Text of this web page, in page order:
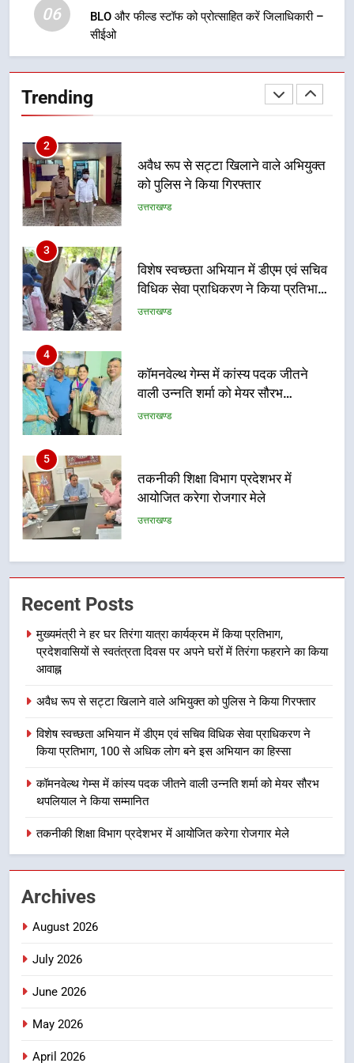
06
BLO और फील्ड स्टॉफ को प्रोत्साहित करें जिलाधिकारी –
सीईओ
Trending
मुख्यमंत्री ने हर घर तिरंगा यात्रा
कार्यक्रम में किया प्रतिभाग, प्रदेशवासियों
से स्वतंत्रता दिवस पर अपने घरों में तिरंगा
2
अवैध रूप से सट्टा खिलाने वाले अभियुक्त
को पुलिस ने किया गिरफ्तार
उत्तराखण्ड
3
विशेष स्वच्छता अभियान में डीएम एवं सचिव
विधिक सेवा प्राधिकरण ने किया प्रतिभाग,
100 से अधिक लोग बने इस अभियान का
उत्तराखण्ड
4
कॉमनवेल्थ गेम्स में कांस्य पदक जीतने
वाली उन्नति शर्मा को मेयर सौरभ
थपलियाल ने किया सम्मानित
उत्तराखण्ड
5
तकनीकी शिक्षा विभाग प्रदेशभर में
आयोजित करेगा रोजगार मेले
उत्तराखण्ड
6
BLO और फील्ड स्टॉफ को प्रोत्साहित करें
7
पहुंचाने की तैयारी, 9 से 17 अगस्त तक
होंगे देशभक्ति के विविध कार्यक्रम
उत्तराखण्ड
कावड़ मेले को सकुशल रूप से संपन्न कराने
उत्तराखण्ड
Recent Posts
मुख्यमंत्री ने हर घर तिरंगा यात्रा कार्यक्रम में किया प्रतिभाग,
प्रदेशवासियों से स्वतंत्रता दिवस पर अपने घरों में तिरंगा फहराने का किया
आवाह्न
अवैध रूप से सट्टा खिलाने वाले अभियुक्त को पुलिस ने किया गिरफ्तार
विशेष स्वच्छता अभियान में डीएम एवं सचिव विधिक सेवा प्राधिकरण ने
किया प्रतिभाग, 100 से अधिक लोग बने इस अभियान का हिस्सा
कॉमनवेल्थ गेम्स में कांस्य पदक जीतने वाली उन्नति शर्मा को मेयर सौरभ
थपलियाल ने किया सम्मानित
तकनीकी शिक्षा विभाग प्रदेशभर में आयोजित करेगा रोजगार मेले
Archives
August 2026
July 2026
June 2026
May 2026
April 2026